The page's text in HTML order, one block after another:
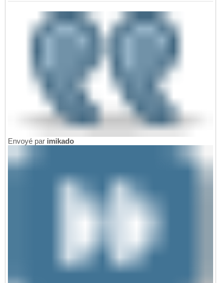
Envoyé par imikado